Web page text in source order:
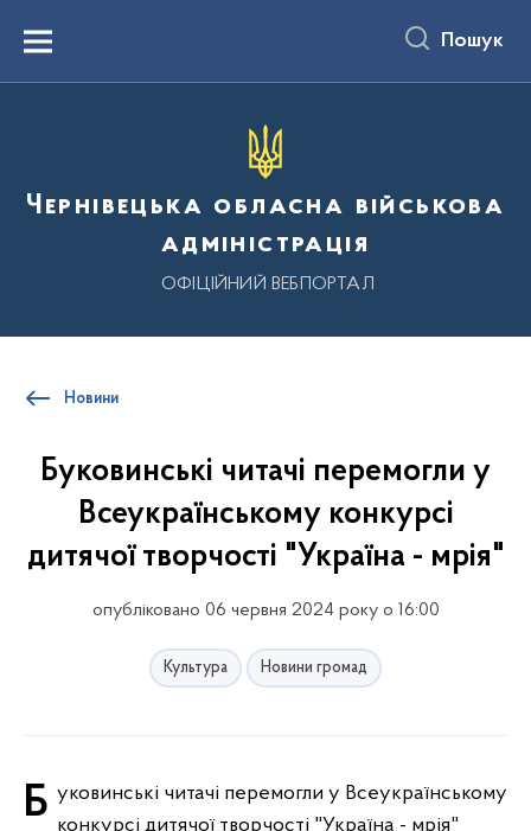
вмістуMenu Пошук
Чернівецька обласна військова
адміністрація
ОФІЦІЙНИЙ ВЕБПОРТАЛ
Новини
Буковинські читачі перемогли у
Всеукраїнському конкурсі
дитячої творчості "Україна - мрія"
опубліковано 06 червня 2024 року о 16:00
Культура Новини громад
Буковинські читачі перемогли у Всеукраїнському конкурсі дитячої творчості "Україна - мрія"